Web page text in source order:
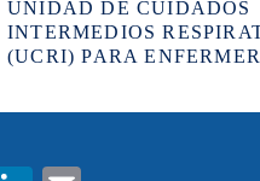
UNIDAD DE CUIDADOS
INTERMEDIOS
(UCRI) PARA